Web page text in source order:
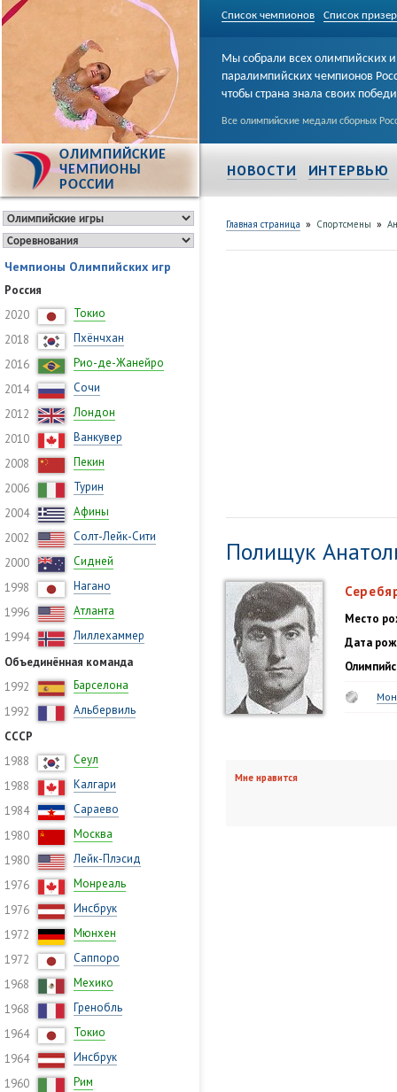
Список чемпионов Список
ОЛИМПИЙСКИЕ
ЧЕМПИОНЫ
РОССИИ
Мы собрали всех олимпийских и
паралимпийских чемпионов
чтобы страна знала своих
Все олимпийские медали сборных
НОВОСТИ ИНТЕРВЬЮ
Чемпионы Олимпийских игр
Россия
2020
Токио
2018
Пхёнчхан
2016
Рио-де-Жанейро
2014
Сочи
2012
Лондон
2010
Ванкувер
2008
Пекин
2006
Турин
2004
Афины
2002
Солт-Лейк-Сити
2000
Сидней
1998
Нагано
1996
Атланта
1994
Лиллехаммер
Объединённая команда
1992
Барселона
1992
Альбервиль
СССР
1988
Сеул
1988
Калгари
1984
Сараево
1980
Москва
1980
Лейк-Плэсид
1976
Монреаль
1976
Инсбрук
1972
Мюнхен
1972
Саппоро
1968
Мехико
1968
Гренобль
1964
Токио
1964
Инсбрук
1960
Рим
Главная страница » Спортсмены »
Полищук
Место
Дата
Мне нравится